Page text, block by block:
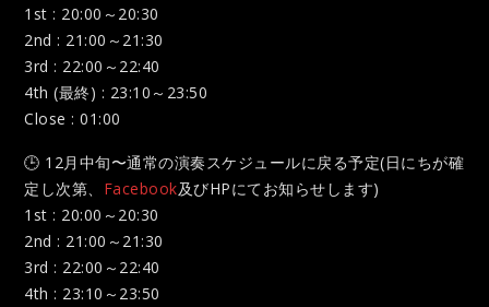
1st : 20:00～20:30
2nd : 21:00～21:30
3rd : 22:00～22:40
4th (最終) : 23:10～23:50
Close : 01:00
🕒 12月中旬〜通常の演奏スケジュールに戻る予定(日にちが確
定し次第、 Facebook及びHPにてお知らせします)
1st : 20:00～20:30
2nd : 21:00～21:30
3rd : 22:00～22:40
4th : 23:10～23:50